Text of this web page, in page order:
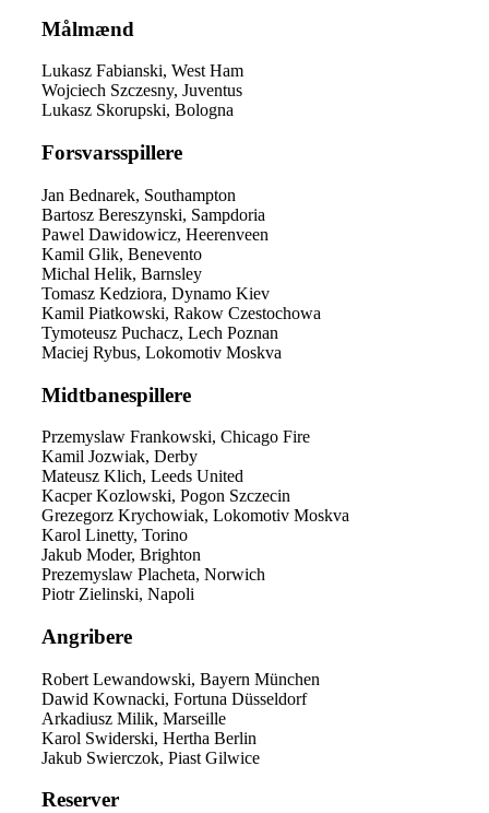
Målmænd
Lukasz Fabianski, West Ham
Wojciech Szczesny, Juventus
Lukasz Skorupski, Bologna
Forsvarsspillere
Jan Bednarek, Southampton
Bartosz Bereszynski, Sampdoria
Pawel Dawidowicz, Heerenveen
Kamil Glik, Benevento
Michal Helik, Barnsley
Tomasz Kedziora, Dynamo Kiev
Kamil Piatkowski, Rakow Czestochowa
Tymoteusz Puchacz, Lech Poznan
Maciej Rybus, Lokomotiv Moskva
Midtbanespillere
Przemyslaw Frankowski, Chicago Fire
Kamil Jozwiak, Derby
Mateusz Klich, Leeds United
Kacper Kozlowski, Pogon Szczecin
Grezegorz Krychowiak, Lokomotiv Moskva
Karol Linetty, Torino
Jakub Moder, Brighton
Prezemyslaw Placheta, Norwich
Piotr Zielinski, Napoli
Angribere
Robert Lewandowski, Bayern München
Dawid Kownacki, Fortuna Düsseldorf
Arkadiusz Milik, Marseille
Karol Swiderski, Hertha Berlin
Jakub Swierczok, Piast Gilwice
Reserver